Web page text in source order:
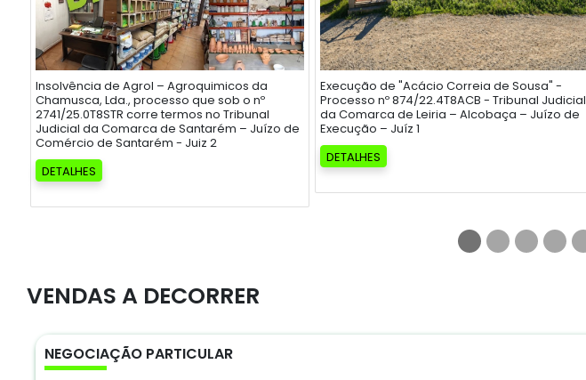
Insolvência de Agrol – Agroquimicos da
Chamusca, Lda., processo que sob o nº
2741/25.0T8STR corre termos no Tribunal
Judicial da Comarca de Santarém – Juízo de
Comércio de Santarém - Juiz 2
DETALHES
Execução de "Acácio Correia de Sousa" -
Processo nº 874/22.4T8ACB - Tribunal Judicial
da Comarca de Leiria – Alcobaça – Juízo de
Execução – Juíz 1
DETALHES
VENDAS A DECORRER
NEGOCIAÇÃO PARTICULAR